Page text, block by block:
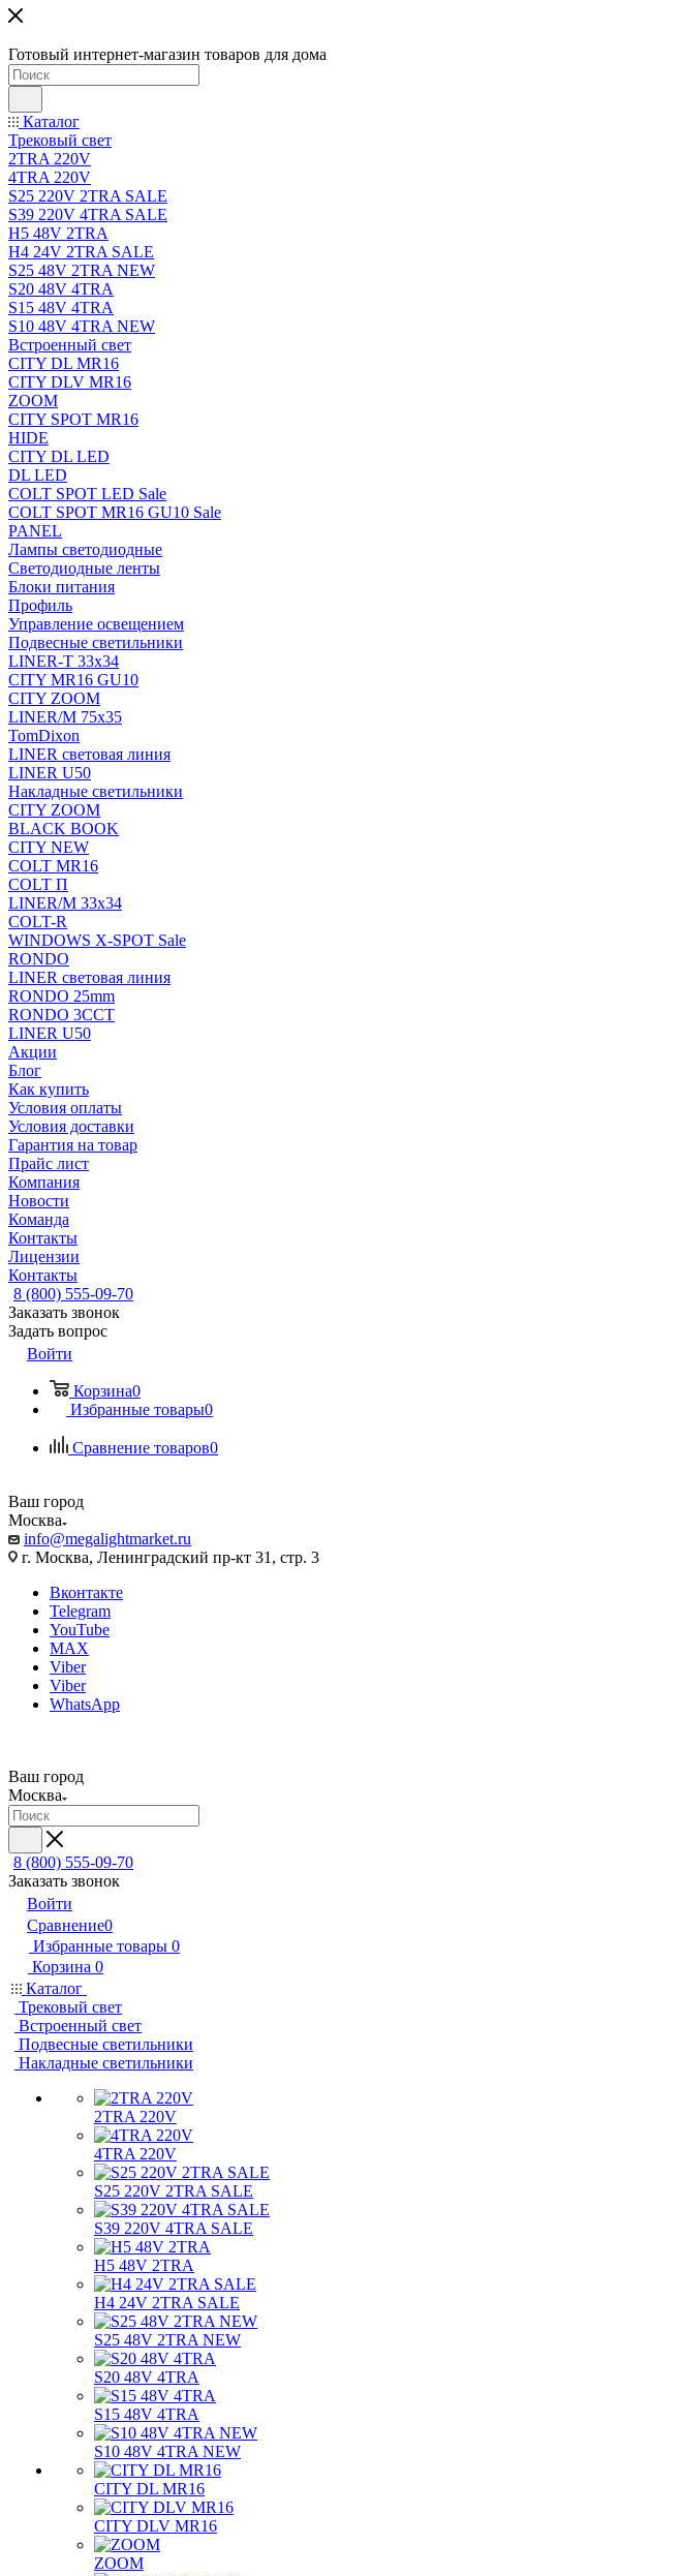
Готовый интернет-магазин товаров для дома
Каталог
Трековый свет
2TRA 220V
4TRA 220V
S25 220V 2TRA SALE
S39 220V 4TRA SALE
H5 48V 2TRA
H4 24V 2TRA SALE
S25 48V 2TRA NEW
S20 48V 4TRA
S15 48V 4TRA
S10 48V 4TRA NEW
Встроенный свет
CITY DL MR16
CITY DLV MR16
ZOOM
CITY SPOT MR16
HIDE
CITY DL LED
DL LED
COLT SPOT LED Sale
COLT SPOT MR16 GU10 Sale
PANEL
Лампы светодиодные
Светодиодные ленты
Блоки питания
Профиль
Управление освещением
Подвесные светильники
LINER-T 33x34
CITY MR16 GU10
CITY ZOOM
LINER/M 75х35
TomDixon
LINER световая линия
LINER U50
Накладные светильники
CITY ZOOM
BLACK BOOK
CITY NEW
COLT MR16
COLT П
LINER/М 33х34
COLT-R
WINDOWS X-SPOT Sale
RONDO
LINER световая линия
RONDO 25mm
RONDO 3CCT
LINER U50
Акции
Блог
Как купить
Условия оплаты
Условия доставки
Гарантия на товар
Прайс лист
Компания
Новости
Команда
Контакты
Лицензии
Контакты
8 (800) 555-09-70
Заказать звонок
Задать вопрос
Войти
Корзина0
Избранные товары0
Сравнение товаров0
Ваш город
Москва
info@megalightmarket.ru
г. Москва, Ленинградский пр-кт 31, стр. 3
Вконтакте
Telegram
YouTube
MAX
Viber
Viber
WhatsApp
Ваш город
Москва
8 (800) 555-09-70
Заказать звонок
Войти
Сравнение0
Избранные товары 0
Корзина 0
Каталог
Трековый свет
Встроенный свет
Подвесные светильники
Накладные светильники
2TRA 220V
4TRA 220V
S25 220V 2TRA SALE
S39 220V 4TRA SALE
H5 48V 2TRA
H4 24V 2TRA SALE
S25 48V 2TRA NEW
S20 48V 4TRA
S15 48V 4TRA
S10 48V 4TRA NEW
CITY DL MR16
CITY DLV MR16
ZOOM